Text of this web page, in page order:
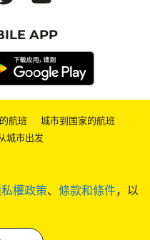
私權政策、 條款和條件，以
APP
航班 | 城市到国家的航班 |
城市出发